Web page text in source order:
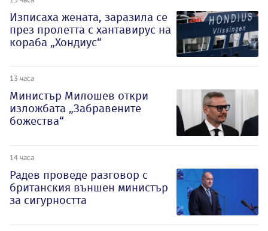
Изписаха жената, заразила се
през пролетта с хантавирус на
кораба „Хондиус“
13 часа
Министър Милошев откри
изложбата „Забравените
божества“
14 часа
Радев проведе разговор с
британския външен министър
за сигурността